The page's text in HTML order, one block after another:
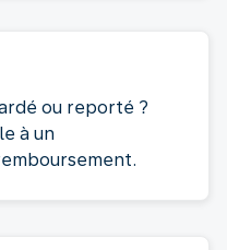
ou reporté ?
à un